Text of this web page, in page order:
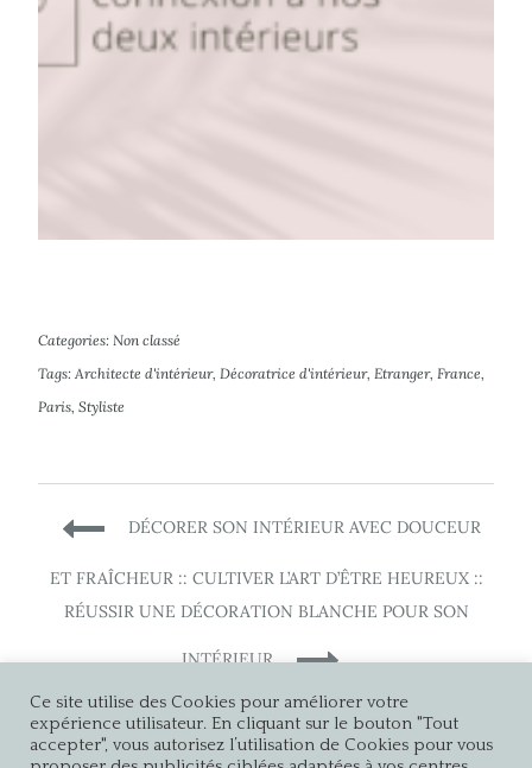
Categories: Non classé
Tags: Architecte d'intérieur, Décoratrice d'intérieur, Etranger, France
Paris ,Styliste
Navigation
de
l’article
DÉCORER SON INTÉRIEUR AVEC DOUCEUR
ET FRAÎCHEUR :: CULTIVER L’ART D’ÊTRE HEUREUX ::
RÉUSSIR UNE DÉCORATION BLANCHE POUR SON
INTÉRIEUR
Ce site utilise des Cookies pour améliorer votre
expérience utilisateur. En cliquant sur le bouton "Tout
accepter", vous autorisez l’utilisation de Cookies pour vous